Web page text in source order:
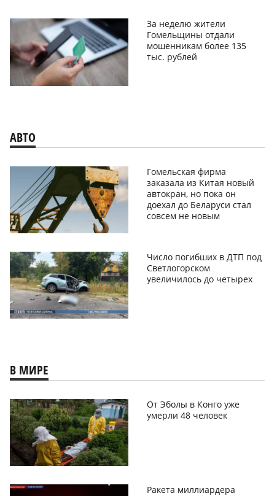
За неделю жители
Гомельщины отдали
мошенникам более 135
тыс. рублей
АВТО
Гомельская фирма
заказала из Китая новый
автокран, но пока он
доехал до Беларуси стал
совсем не новым
Число погибших в ДТП под
Светлогорском
увеличилось до четырех
В МИРЕ
От Эболы в Конго уже
умерли 48 человек
Ракета миллиардера